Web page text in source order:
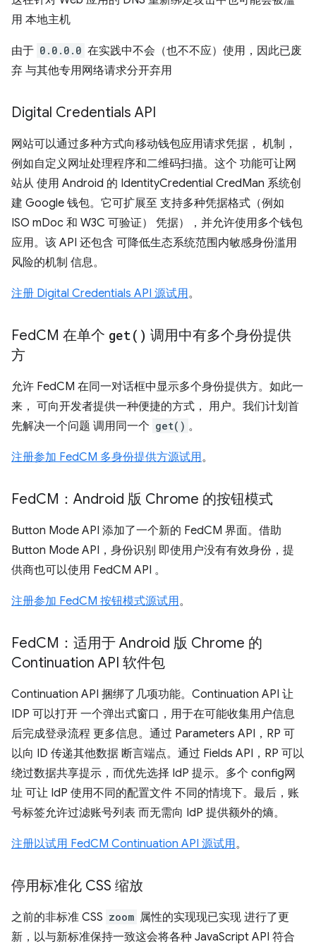
用 本地主机
由于 0.0.0.0 在实践中不会（也不不应）使用，因此已废
弃 与其他专用网络请求分开弃用
Digital Credentials API
网站可以通过多种方式向移动钱包应用请求凭据， 机制，
例如自定义网址处理程序和二维码扫描。这个 功能可让网
站从 使用 Android 的 IdentityCredential CredMan 系统创
建 Google 钱包。它可扩展至 支持多种凭据格式（例如
ISO mDoc 和 W3C 可验证） 凭据），并允许使用多个钱包
应用。该 API 还包含 可降低生态系统范围内敏感身份滥用
风险的机制 信息。
注册 Digital Credentials API 源试用。
FedCM 在单个 get( ) 调用中有多个身份提供
方
允许 FedCM 在同一对话框中显示多个身份提供方。如此一
来， 可向开发者提供一种便捷的方式， 用户。我们计划首
先解决一个问题 调用同一个 get() 。
注册参加 FedCM 多身份提供方源试用。
FedCM：Android 版 Chrome 的按钮模式
Button Mode API 添加了一个新的 FedCM 界面。借助
Button Mode API，身份识别 即使用户没有有效身份，提
供商也可以使用 FedCM API 。
注册参加 FedCM 按钮模式源试用。
FedCM：适用于 Android 版 Chrome 的
Continuation API 软件包
Continuation API 捆绑了几项功能。Continuation API 让
IDP 可以打开 一个弹出式窗口，用于在可能收集用户信息
后完成登录流程 更多信息。通过 Parameters API，RP 可
以向 ID 传递其他数据 断言端点。通过 Fields API，RP 可以
绕过数据共享提示，而优先选择 IdP 提示。多个 config网
址 可让 IdP 使用不同的配置文件 不同的情境下。最后，账
号标签允许过滤账号列表 而无需向 IdP 提供额外的熵。
注册以试用 FedCM Continuation API 源试用。
停用标准化 CSS 缩放
之前的非标准 CSS zoom 属性的实现现已实现 进行了更
新，以与新标准保持一致这会将各种 JavaScript API 符合